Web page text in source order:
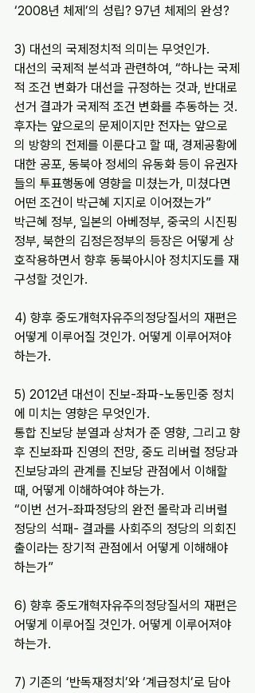
‘2008년 체제’의 성립? 97년 체제의 완성?
3) 대선의 국제정치적 의미는 무엇인가.
대선의 국제적 분석과 관련하여, “하나는 국제
적 조건 변화가 대선을 규정하는 것과, 반대로
선거 결과가 국제적 조건 변화를 추동하는 것.
후자는 앞으로의 문제이지만 전자는 앞으로
의 방향의 전제를 이룬다고 할 때, 경제공황에
대한 공포, 동북아 정세의 유동화 등이 유권자
들의 투표행동에 영향을 미쳤는가, 미쳤다면
어떤 조건이 박근혜 지지로 이어졌는가”
박근혜 정부, 일본의 아베정부, 중국의 시진핑
정부, 북한의 김정은정부의 등장은 어떻게 상
호작용하면서 향후 동북아시아 정치지도를 재
구성할 것인가.
4) 향후 중도개혁자유주의정당질서의 재편은
어떻게 이루어질 것인가. 어떻게 이루어져야
하는가.
5) 2012년 대선이 진보-좌파-노동민중 정치
에 미치는 영향은 무엇인가.
통합 진보당 분열과 상처가 준 영향, 그리고 향
후 진보좌파 진영의 전망, 중도 리버럴 정당과
진보당과의 관계를 진보당 관점에서 이해할
때, 어떻게 이해하여야 하는가.
“이번 선거-좌파정당의 완전 몰락과 리버럴
정당의 석패- 결과를 사회주의 정당의 의회진
출이라는 장기적 관점에서 어떻게 이해해야
하는가”
6) 향후 중도개혁자유주의정당질서의 재편은
어떻게 이루어질 것인가. 어떻게 이루어져야
하는가.
7) 기존의 ‘반독재정치’와 ‘계급정치’로 담아